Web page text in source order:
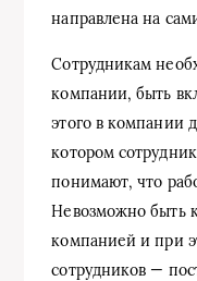
направлена на
Сотрудникам
компании, быть
этого в компании
котором
понимают, что
Невозможно быть
компанией и при
сотрудников —